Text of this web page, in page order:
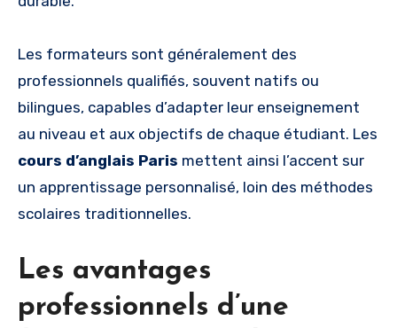
Les formateurs sont généralement des
professionnels qualifiés, souvent natifs ou
bilingues, capables d’adapter leur enseignement
au niveau et aux objectifs de chaque étudiant. Les
cours d’anglais Paris mettent ainsi l’accent sur
un apprentissage personnalisé, loin des méthodes
scolaires traditionnelles.
Les avantages
professionnels d’une